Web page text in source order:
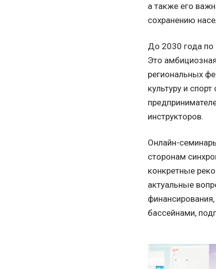
а также его
сохранению
До 2030 года по
Это
региональных
культуру и
инструкторов.
Онлайн-
сторонам
конкретные
актуальные
бассейнами,